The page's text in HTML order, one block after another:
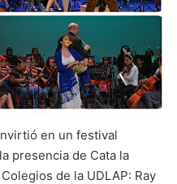
en un festival
presencia de Cata la
de la UDLAP: Ray